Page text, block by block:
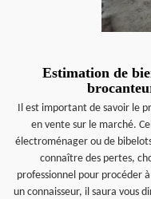
Estimation de
Il est important de savoir le
en vente sur le marché.
électroménager ou de
connaître des pertes,
professionnel pour procéder
un connaisseur, il saura vous